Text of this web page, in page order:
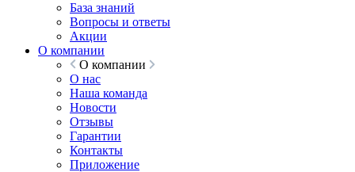
База знаний
Вопросы и ответы
Акции
О компании
О компании
О нас
Наша команда
Новости
Отзывы
Гарантии
Контакты
Приложение